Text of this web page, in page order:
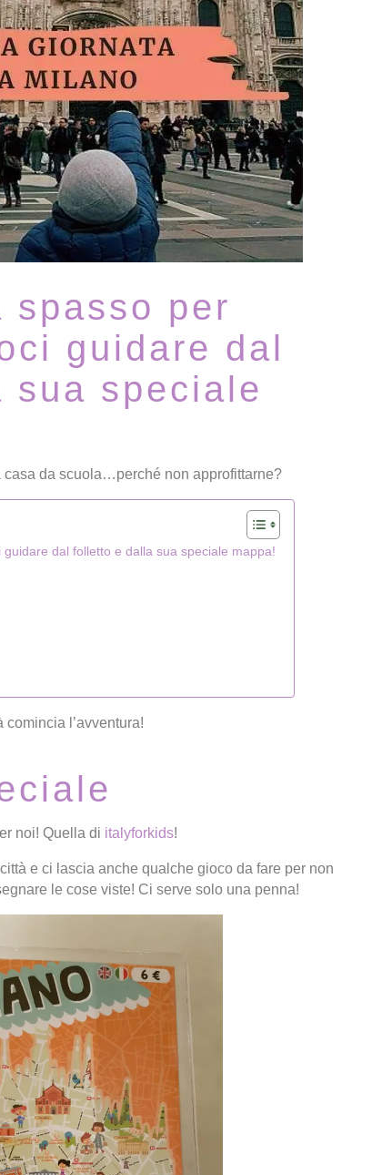
spasso per
guidare dal
speciale
da scuola…perché non approfittarne?
dal folletto e dalla sua speciale mappa!
l’avventura!
noi! Quella di italyforkids!
e ci lascia anche qualche gioco da fare per non
le cose viste! Ci serve solo una penna!